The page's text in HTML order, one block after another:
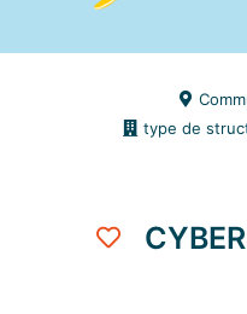
type de